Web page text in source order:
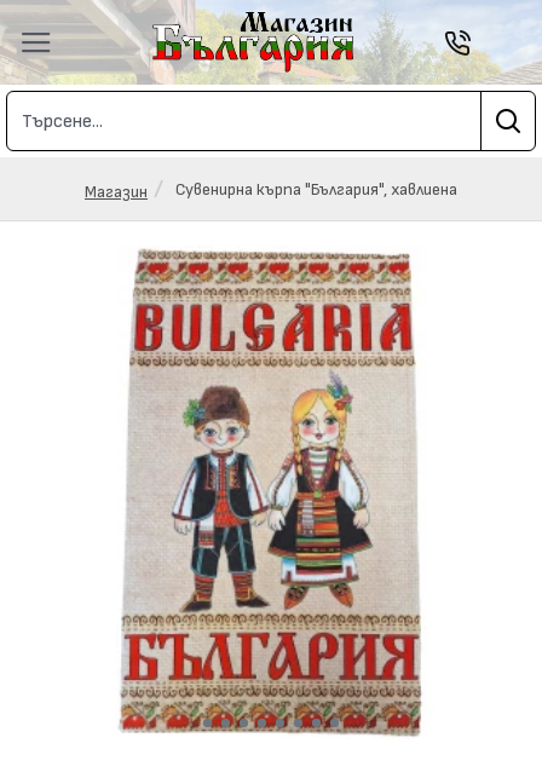
Магазин Сувенирна кърпа "България", хавлиена